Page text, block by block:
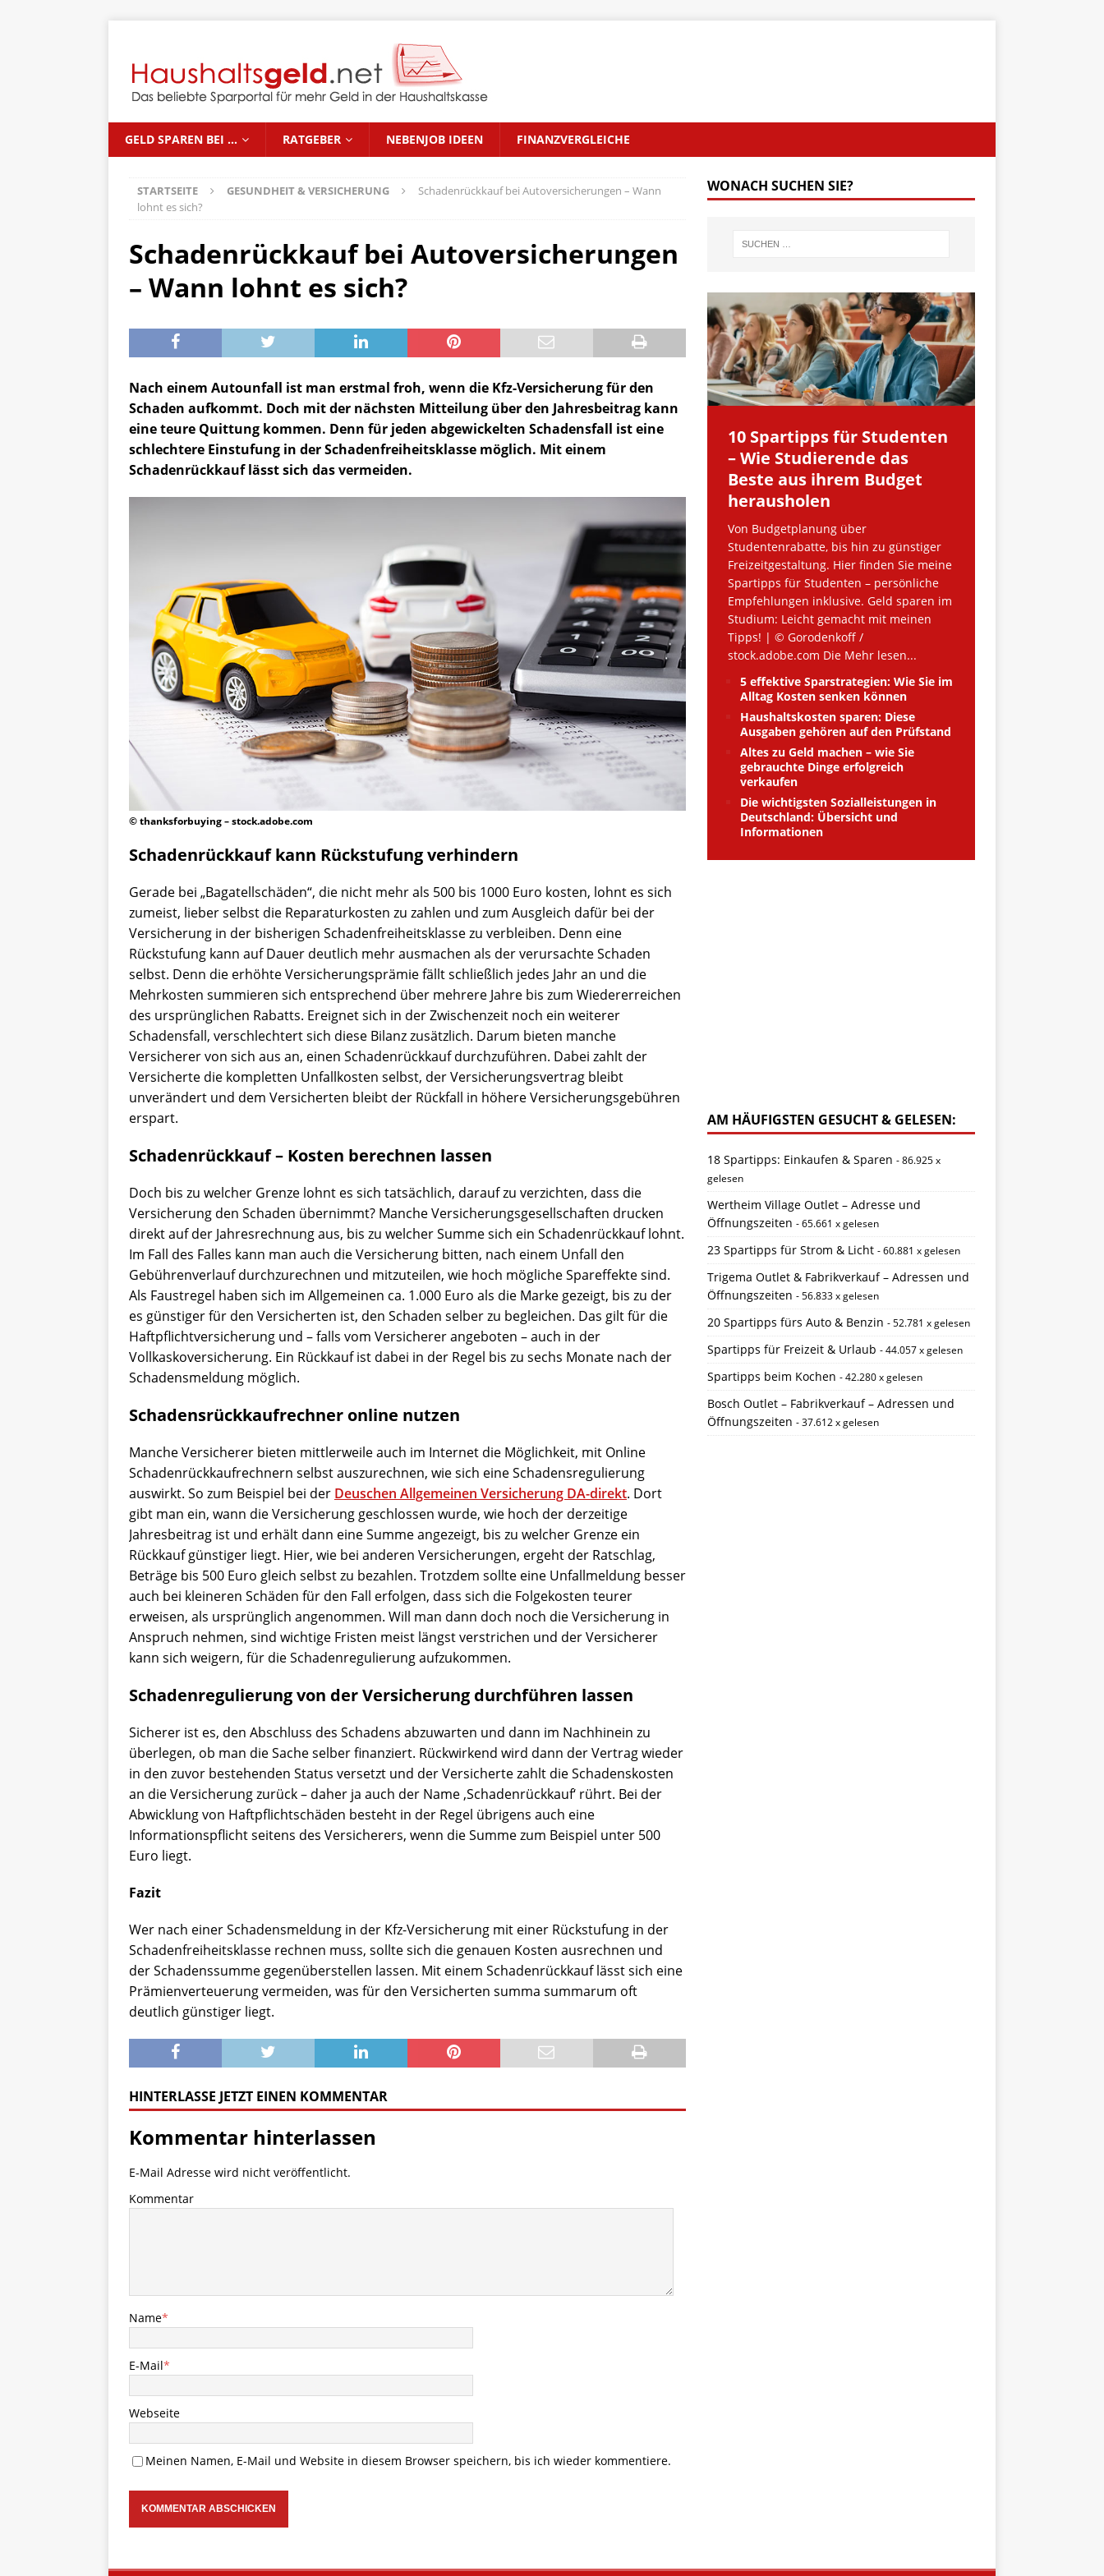
GELD SPAREN BEI … RATGEBER NEBENJOB IDEEN FINANZVERGLEICHE
STARTSEITE GESUNDHEIT & VERSICHERUNG
Schadenrückkauf bei Autoversicherungen – Wann
lohnt es sich?
Schadenrückkauf bei Autoversicherungen
– Wann lohnt es sich?
Nach einem Autounfall ist man erstmal froh, wenn die Kfz-Versicherung für den
Schaden aufkommt. Doch mit der nächsten Mitteilung über den Jahresbeitrag kann
eine teure Quittung kommen. Denn für jeden abgewickelten Schadensfall ist eine
schlechtere Einstufung in der Schadenfreiheitsklasse möglich. Mit einem
Schadenrückkauf lässt sich das vermeiden.
© thanksforbuying – stock.adobe.com
Schadenrückkauf kann Rückstufung verhindern
Gerade bei „Bagatellschäden“, die nicht mehr als 500 bis 1000 Euro kosten, lohnt es sich
zumeist, lieber selbst die Reparaturkosten zu zahlen und zum Ausgleich dafür bei der
Versicherung in der bisherigen Schadenfreiheitsklasse zu verbleiben. Denn eine
Rückstufung kann auf Dauer deutlich mehr ausmachen als der verursachte Schaden
selbst. Denn die erhöhte Versicherungsprämie fällt schließlich jedes Jahr an und die
Mehrkosten summieren sich entsprechend über mehrere Jahre bis zum Wiedererreichen
des ursprünglichen Rabatts. Ereignet sich in der Zwischenzeit noch ein weiterer
Schadensfall, verschlechtert sich diese Bilanz zusätzlich. Darum bieten manche
Versicherer von sich aus an, einen Schadenrückkauf durchzuführen. Dabei zahlt der
Versicherte die kompletten Unfallkosten selbst, der Versicherungsvertrag bleibt
unverändert und dem Versicherten bleibt der Rückfall in höhere Versicherungsgebühren
erspart.
Schadenrückkauf – Kosten berechnen lassen
Doch bis zu welcher Grenze lohnt es sich tatsächlich, darauf zu verzichten, dass die
Versicherung den Schaden übernimmt? Manche Versicherungsgesellschaften drucken
direkt auf der Jahresrechnung aus, bis zu welcher Summe sich ein Schadenrückkauf lohnt.
Im Fall des Falles kann man auch die Versicherung bitten, nach einem Unfall den
Gebührenverlauf durchzurechnen und mitzuteilen, wie hoch mögliche Spareffekte sind.
Als Faustregel haben sich im Allgemeinen ca. 1.000 Euro als die Marke gezeigt, bis zu der
es günstiger für den Versicherten ist, den Schaden selber zu begleichen. Das gilt für die
Haftpflichtversicherung und – falls vom Versicherer angeboten – auch in der
Vollkaskoversicherung. Ein Rückkauf ist dabei in der Regel bis zu sechs Monate nach der
Schadensmeldung möglich.
Schadensrückkaufrechner online nutzen
Manche Versicherer bieten mittlerweile auch im Internet die Möglichkeit, mit Online
Schadenrückkaufrechnern selbst auszurechnen, wie sich eine Schadensregulierung
auswirkt. So zum Beispiel bei der Deuschen Allgemeinen Versicherung DA-direkt. Dort
gibt man ein, wann die Versicherung geschlossen wurde, wie hoch der derzeitige
Jahresbeitrag ist und erhält dann eine Summe angezeigt, bis zu welcher Grenze ein
Rückkauf günstiger liegt. Hier, wie bei anderen Versicherungen, ergeht der Ratschlag,
Beträge bis 500 Euro gleich selbst zu bezahlen. Trotzdem sollte eine Unfallmeldung besser
auch bei kleineren Schäden für den Fall erfolgen, dass sich die Folgekosten teurer
erweisen, als ursprünglich angenommen. Will man dann doch noch die Versicherung in
Anspruch nehmen, sind wichtige Fristen meist längst verstrichen und der Versicherer
kann sich weigern, für die Schadenregulierung aufzukommen.
Schadenregulierung von der Versicherung durchführen lassen
Sicherer ist es, den Abschluss des Schadens abzuwarten und dann im Nachhinein zu
überlegen, ob man die Sache selber finanziert. Rückwirkend wird dann der Vertrag wieder
in den zuvor bestehenden Status versetzt und der Versicherte zahlt die Schadenskosten
an die Versicherung zurück – daher ja auch der Name ‚Schadenrückkauf‘ rührt. Bei der
Abwicklung von Haftpflichtschäden besteht in der Regel übrigens auch eine
Informationspflicht seitens des Versicherers, wenn die Summe zum Beispiel unter 500
Euro liegt.
Fazit
Wer nach einer Schadensmeldung in der Kfz-Versicherung mit einer Rückstufung in der
Schadenfreiheitsklasse rechnen muss, sollte sich die genauen Kosten ausrechnen und
der Schadenssumme gegenüberstellen lassen. Mit einem Schadenrückkauf lässt sich eine
Prämienverteuerung vermeiden, was für den Versicherten summa summarum oft
deutlich günstiger liegt.
HINTERLASSE JETZT EINEN KOMMENTAR
Kommentar hinterlassen
E-Mail Adresse wird nicht veröffentlicht.
Kommentar
Name*
E-Mail*
Webseite
Meinen Namen, E-Mail und Website in diesem Browser speichern, bis ich wieder kommentiere.
WONACH SUCHEN SIE?
10 Spartipps für Studenten
– Wie Studierende das
Beste aus ihrem Budget
herausholen
Von Budgetplanung über
Studentenrabatte, bis hin zu günstiger
Freizeitgestaltung. Hier finden Sie meine
Spartipps für Studenten – persönliche
Empfehlungen inklusive. Geld sparen im
Studium: Leicht gemacht mit meinen
Tipps! | © Gorodenkoff /
stock.adobe.com Die Mehr lesen...
5 effektive Sparstrategien: Wie Sie im
Alltag Kosten senken können
Haushaltskosten sparen: Diese
Ausgaben gehören auf den Prüfstand
Altes zu Geld machen – wie Sie
gebrauchte Dinge erfolgreich
verkaufen
Die wichtigsten Sozialleistungen in
Deutschland: Übersicht und
Informationen
AM HÄUFIGSTEN GESUCHT & GELESEN:
18 Spartipps: Einkaufen & Sparen - 86.925 x
gelesen
Wertheim Village Outlet – Adresse und
Öffnungszeiten - 65.661 x gelesen
23 Spartipps für Strom & Licht - 60.881 x gelesen
Trigema Outlet & Fabrikverkauf – Adressen und
Öffnungszeiten - 56.833 x gelesen
20 Spartipps fürs Auto & Benzin - 52.781 x gelesen
Spartipps für Freizeit & Urlaub - 44.057 x gelesen
Spartipps beim Kochen - 42.280 x gelesen
Bosch Outlet – Fabrikverkauf – Adressen und
Öffnungszeiten - 37.612 x gelesen